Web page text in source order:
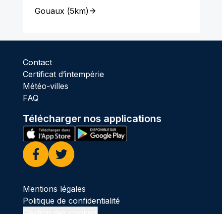
Gouaux(5km)
Contact
Certificat d’intempérie
Météo-villes
FAQ
Télécharger nos applications
Facebook
Twitter
Mentions légales
Politique de confidentialité